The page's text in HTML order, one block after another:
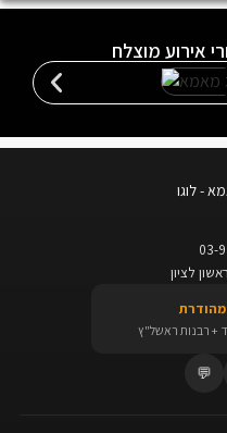
אירוע מוצלח
03-
+ רבנות ראשל"ץ
💬